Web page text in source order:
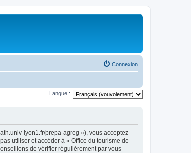
Connexion
Langue :
lyon1.fr/prepa-agreg »), vous acceptez
utiliser et accéder à « Office du tourisme de
de vérifier régulièrement par vous-